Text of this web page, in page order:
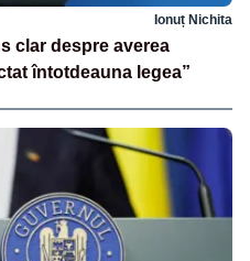
Ionuț Nichita
clar despre averea
întotdeauna legea”